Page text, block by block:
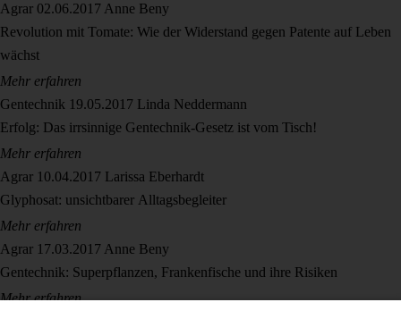
Agrar 02.06.2017 Anne Beny
Revolution mit Tomate: Wie der Widerstand gegen Patente auf Leben
wächst
Mehr erfahren
Gentechnik 19.05.2017 Linda Neddermann
Erfolg: Das irrsinnige Gentechnik-Gesetz ist vom Tisch!
Mehr erfahren
Agrar 10.04.2017 Larissa Eberhardt
Glyphosat: unsichtbarer Alltagsbegleiter
Mehr erfahren
Agrar 17.03.2017 Anne Beny
Gentechnik: Superpflanzen, Frankenfische und ihre Risiken
Mehr erfahren